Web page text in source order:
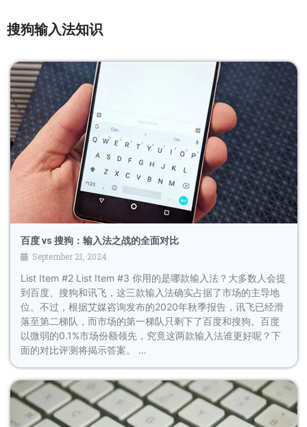
搜狗输入法知识
百度 vs 搜狗：输入法之战的全面对比
September 21, 2024
List Item #2 List Item #3 你用的是哪款输入法？大多数人会提
到百度、搜狗和讯飞，这三款输入法确实占据了市场的主导地
位。不过，根据艾媒咨询发布的2020年秋季报告，讯飞已经滑
落至第二梯队，而市场的第一梯队只剩下了百度和搜狗。百度
以微弱的0.1%市场份额领先，究竟这两款输入法谁更好呢？下
面的对比评测将揭示答案。 …